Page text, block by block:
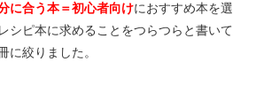
に合う本＝初心者向けにおすすめ本を選
シピ本に求めることをつらつらと書いて
絞りました。